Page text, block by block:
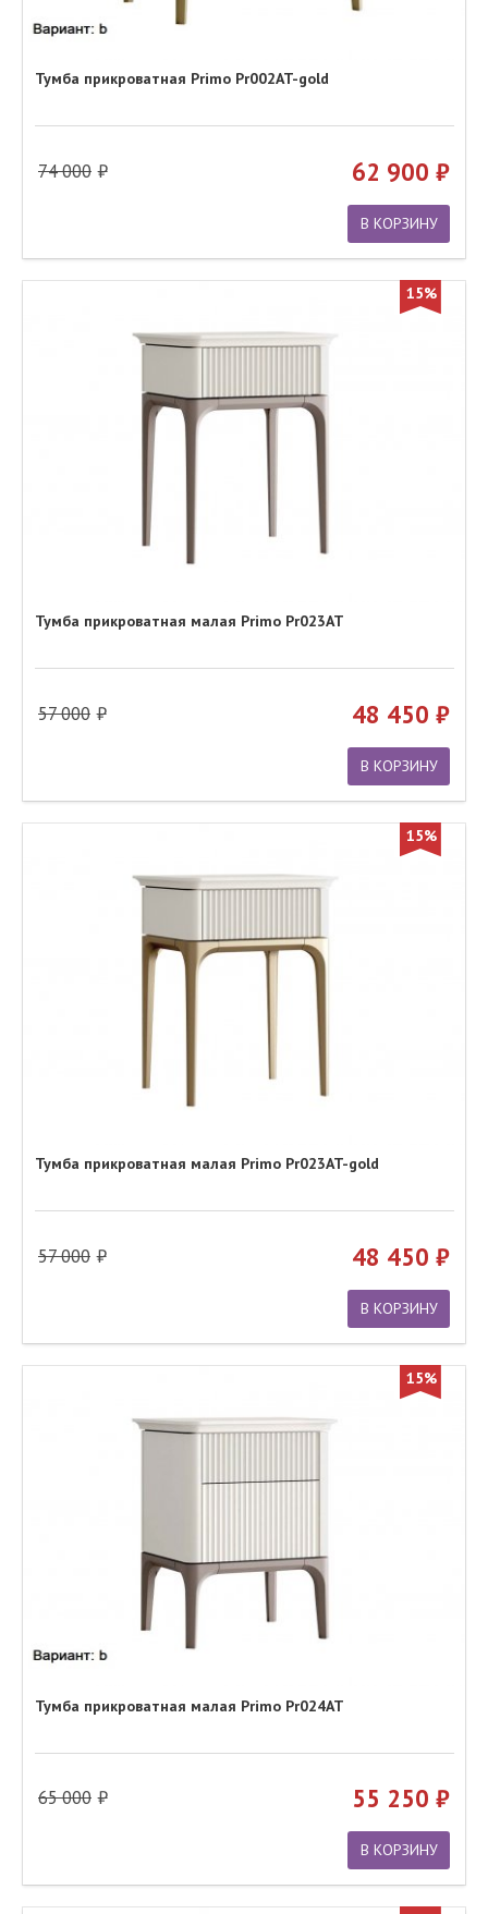
Тумба прикроватная Primo Pr002AT-gold
74 000 62 900
В КОРЗИНУ
15%
Тумба прикроватная малая Primo Pr023AT
57 000 48 450
В КОРЗИНУ
15%
Тумба прикроватная малая Primo Pr023AT-gold
57 000 48 450
В КОРЗИНУ
15%
Тумба прикроватная малая Primo Pr024AT
65 000 55 250
В КОРЗИНУ